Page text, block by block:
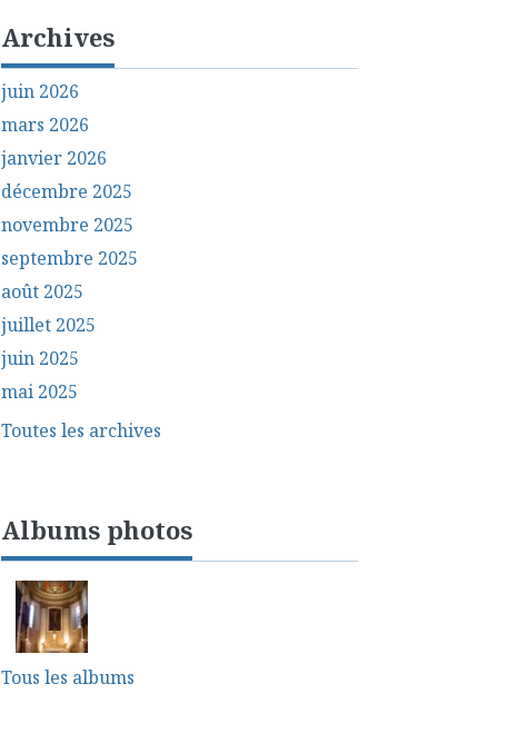
Archives
juin 2026
mars 2026
janvier 2026
décembre 2025
novembre 2025
septembre 2025
août 2025
juillet 2025
juin 2025
mai 2025
Toutes les archives
Albums photos
Tous les albums